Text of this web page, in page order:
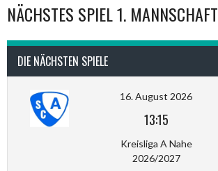
NÄCHSTES SPIEL 1. MANNSCHAFT
DIE NÄCHSTEN SPIELE
16. August 2026
13:15
Kreisliga A Nahe
2026/2027